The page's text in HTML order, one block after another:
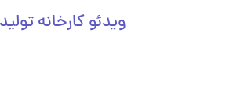
ویدئو کارخانه